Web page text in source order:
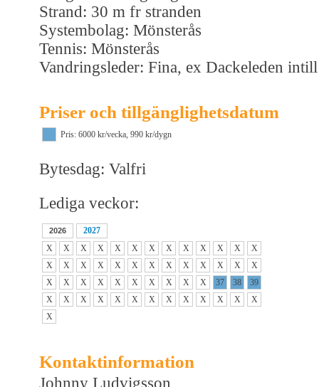
Strand: 30 m fr stranden
Systembolag: Mönsterås
Tennis: Mönsterås
Vandringsleder: Fina, ex Dackeleden intill
Priser och tillgänglighetsdatum
Pris: 6000 kr/vecka, 990 kr/dygn
Bytesdag: Valfri
Lediga veckor:
2026
2027
X
X X X X X X X X X X X
X
X
X X X X X X X X X X X
X
X
X X X X X X X X X 37 38
39
X
X X X X X X X X X X X
X
X
Kontaktinformation
Johnny Ludvigsson